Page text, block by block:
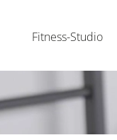
Fitness-Studio